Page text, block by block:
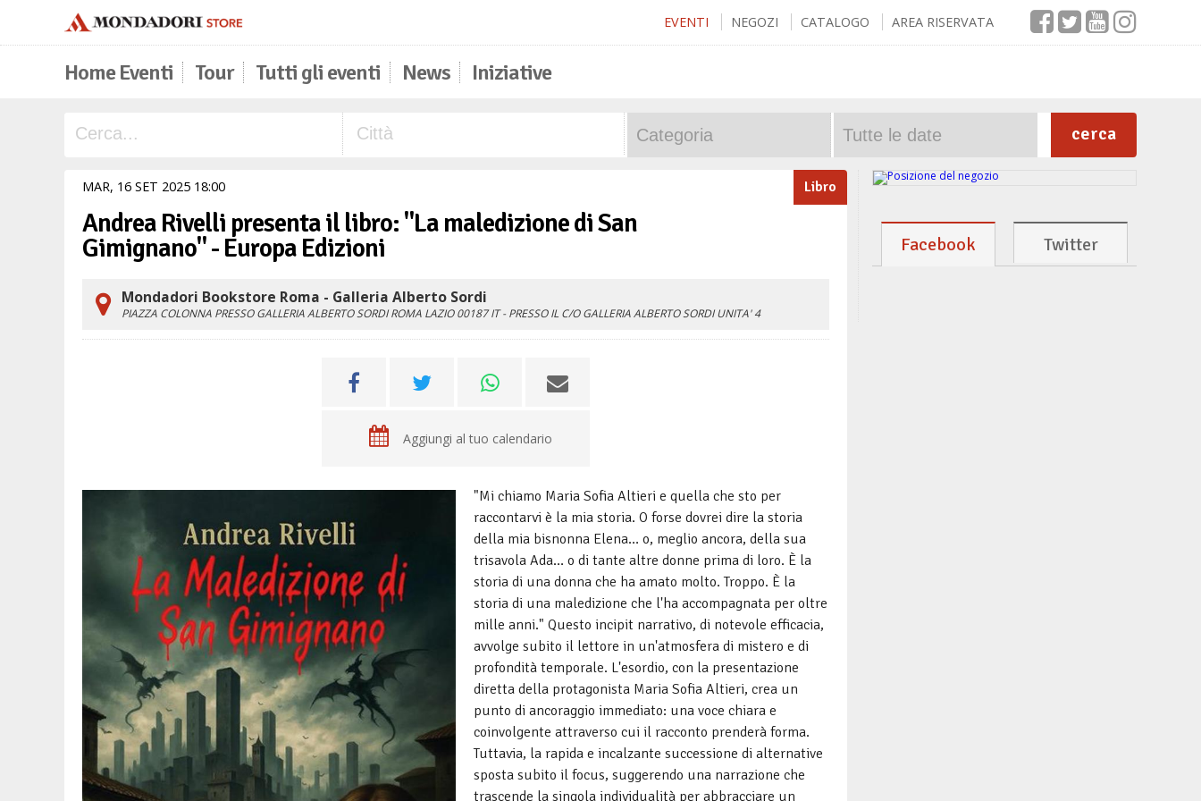
EVENTI NEGOZI CATALOGO AREA RISERVATA
Home Eventi Tour Tutti gli eventi News Iniziative
cerca
Libro
MAR, 16 SET 2025 1800
Andrea Rivelli presenta il libro: "La maledizione di San
Gimignano" - Europa Edizioni
Mondadori Bookstore Roma - Galleria Alberto Sordi
PIAZZA COLONNA PRESSO GALLERIA ALBERTO SORDIROMA LAZIO 00187 IT - PRESSO IL C/O GALLERIA ALBERTO SORDI UNITA' 4
Aggiungi al tuo calendario
"Mi chiamo Maria Sofia Altieri e quella che sto per
raccontarvi è la mia storia. O forse dovrei dire la storia
della mia bisnonna Elena… o, meglio ancora, della sua
trisavola Ada… o di tante altre donne prima di loro. È la
storia di una donna che ha amato molto. Troppo. È la
storia di una maledizione che l'ha accompagnata per oltre
mille anni." Questo incipit narrativo, di notevole efficacia,
avvolge subito il lettore in un'atmosfera di mistero e di
profondità temporale. L'esordio, con la presentazione
diretta della protagonista Maria Sofia Altieri, crea un
punto di ancoraggio immediato: una voce chiara e
coinvolgente attraverso cui il racconto prenderà forma.
Tuttavia, la rapida e incalzante successione di alternative
sposta subito il focus, suggerendo una narrazione che
trascende la singola individualità per abbracciare un
Facebook Twitter